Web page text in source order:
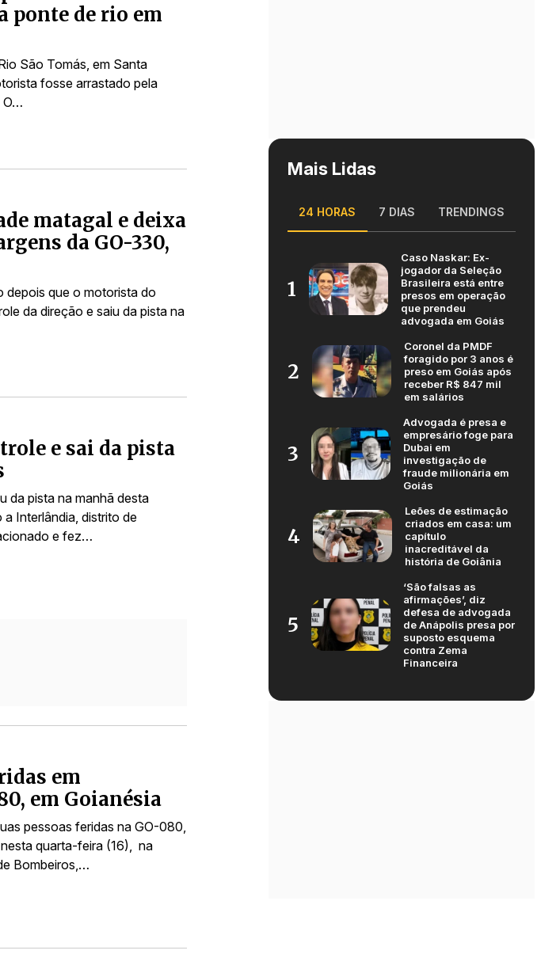
ponte de rio em
São Tomás, em Santa
fosse arrastado pela
O…
matagal e deixa
da GO-330,
depois que o motorista do
da direção e saiu da pista na
e sai da pista
da pista na manhã desta
Interlândia, distrito de
e fez…
em
em Goianésia
pessoas feridas na GO-080,
quarta-feira (16), na
Bombeiros,…
Mais Lidas
24 HORAS 7 DIAS TRENDINGS
1
Caso Naskar: Ex-
jogador da Seleção
Brasileira está entre
presos em operação
que prendeu
advogada em Goiás
2
Coronel da PMDF
foragido por 3 anos é
preso em Goiás após
receber R$ 847 mil
em salários
3
Advogada é presa e
empresário foge para
Dubai em
investigação de
fraude milionária em
Goiás
4
Leões de estimação
criados em casa: um
capítulo
inacreditável da
história de Goiânia
5
‘São falsas as
afirmações’, diz
defesa de advogada
de Anápolis presa por
suposto esquema
contra Zema
Financeira